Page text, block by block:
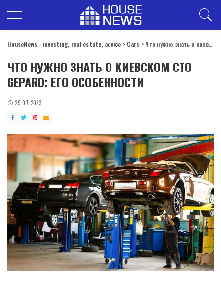
HouseNews - investing, real estate, advice > Cars > Что нужно знать о киевском СТО Gepard: его особенности
ЧТО НУЖНО ЗНАТЬ О КИЕВСКОМ СТО
GEPARD: ЕГО ОСОБЕННОСТИ
29.07.2023